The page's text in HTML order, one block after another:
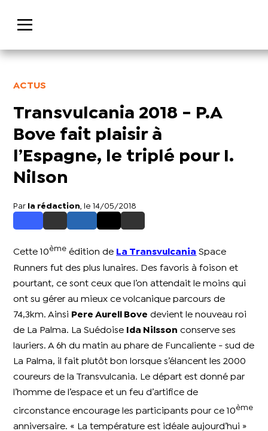
ACTUS
Transvulcania 2018 - P.A
Bove fait plaisir à
l’Espagne, le triplé pour I.
Nilson
Par la rédaction , le 14/05/2018
Cette 10ème édition de La Transvulcania Space
Runners fut des plus lunaires. Des favoris à foison et
pourtant, ce sont ceux que l’on attendait le moins qui
ont su gérer au mieux ce volcanique parcours de
74,3km. Ainsi
Pere Aurell Bove devient le nouveau roi
de La Palma. La Suédoise
Ida Nilsson conserve ses
lauriers. A 6h du matin au phare de Funcaliente - sud de
La Palma, il fait plutôt bon lorsque s’élancent les 2000
coureurs de la Transvulcania. Le départ est donné par
l’homme de l’espace et un feu d’artifice de
circonstance encourage les participants pour ce 10ème
anniversaire. « La température est idéale aujourd’hui »